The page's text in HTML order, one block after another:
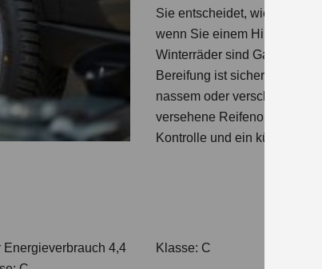
Sie entscheidet, wie lang Ihr
wenn Sie einem Hindernis
Winterräder sind
Bereifung ist sicherer.
nassem oder verschneitem
versehene Reifenoberfläche
Kontrolle und ein kürzerer
4,4
Klasse: C